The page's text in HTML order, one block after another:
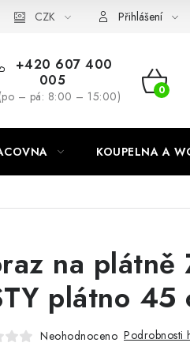
CZK Přihlášení
+420 607 400
005
– pá: 8:00 – 15:00)
KOUPELNA A
na plátně
plátno 45
Neohodnoceno Podrobnosti